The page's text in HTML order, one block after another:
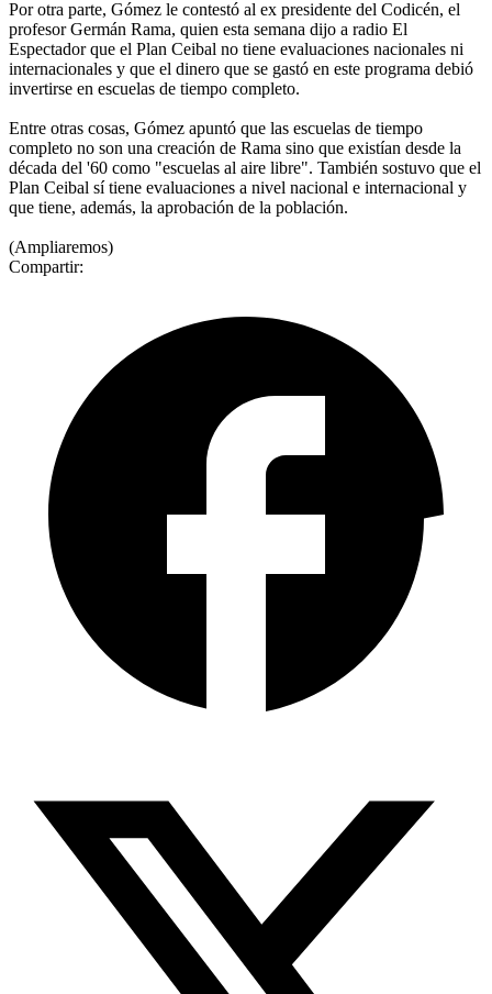
Por otra parte, Gómez le contestó al ex presidente del Codicén, el
profesor Germán Rama, quien esta semana dijo a radio El
Espectador que el Plan Ceibal no tiene evaluaciones nacionales ni
internacionales y que el dinero que se gastó en este programa debió
invertirse en escuelas de tiempo completo.
Entre otras cosas, Gómez apuntó que las escuelas de tiempo
completo no son una creación de Rama sino que existían desde la
década del '60 como "escuelas al aire libre". También sostuvo que el
Plan Ceibal sí tiene evaluaciones a nivel nacional e internacional y
que tiene, además, la aprobación de la población.
(Ampliaremos)
Compartir: